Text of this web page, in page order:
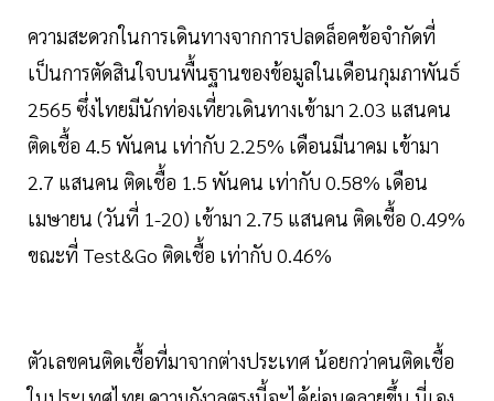
ความสะดวกในการเดินทางจากการปลดล็อคข้อจำกัดที่
เป็นการตัดสินใจบนพื้นฐานของข้อมูลในเดือนกุมภาพันธ์
2565 ซึ่งไทยมีนักท่องเที่ยวเดินทางเข้ามา 2.03 แสนคน
ติดเชื้อ 4.5 พันคน เท่ากับ 2.25% เดือนมีนาคม เข้ามา
2.7 แสนคน ติดเชื้อ 1.5 พันคน เท่ากับ 0.58% เดือน
เมษายน (วันที่ 1-20) เข้ามา 2.75 แสนคน ติดเชื้อ 0.49%
ขณะที่ Test&Go ติดเชื้อ เท่ากับ 0.46%
ตัวเลขคนติดเชื้อที่มาจากต่างประเทศ น้อยกว่าคนติดเชื้อ